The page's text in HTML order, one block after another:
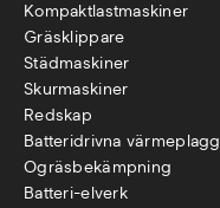
Kompaktlastmaskiner
Gräsklippare
Städmaskiner
Skurmaskiner
Redskap
Batteridrivna värmeplagg
Ogräsbekämpning
Batteri-elverk